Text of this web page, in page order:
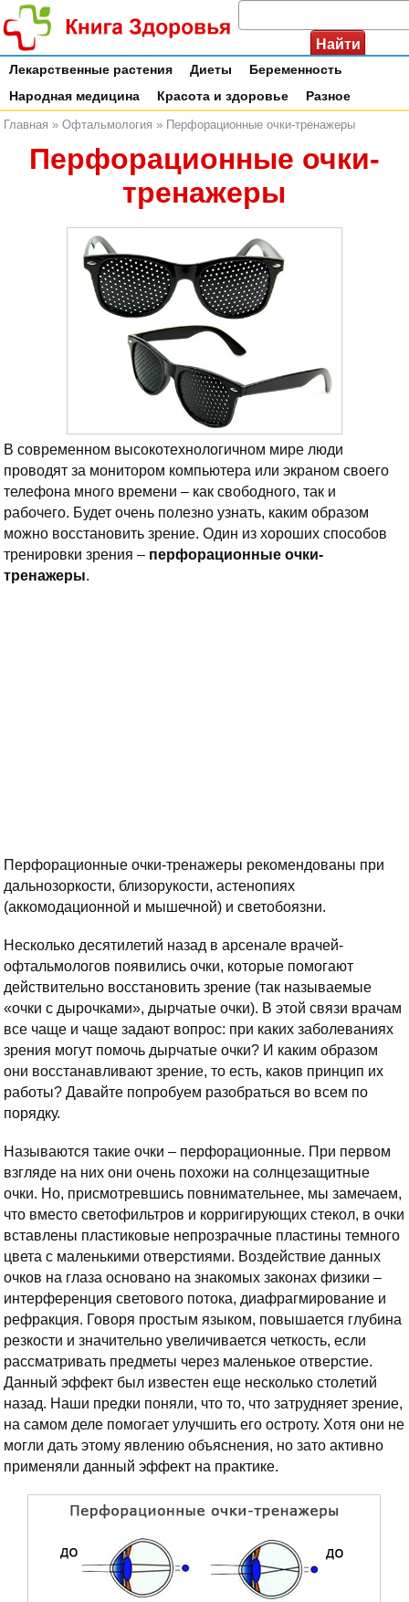
Лекарственные растения Диеты
Беременность
Народная медицина
Красота и здоровье Разное
Главная » Офтальмология » Перфорационные очки-тренажеры
Перфорационные очки-
тренажеры
В современном высокотехнологичном мире люди
проводят за монитором компьютера или экраном своего
телефона много времени – как свободного, так и
рабочего. Будет очень полезно узнать, каким образом
можно восстановить зрение. Один из хороших способов
тренировки зрения – перфорационные очки-
тренажеры.
Перфорационные очки-тренажеры рекомендованы при
дальнозоркости, близорукости, астенопиях
(аккомодационной и мышечной) и светобоязни.
Несколько десятилетий назад в арсенале врачей-
офтальмологов появились очки, которые помогают
действительно восстановить зрение (так называемые
«очки с дырочками», дырчатые очки). В этой связи врачам
все чаще и чаще задают вопрос: при каких заболеваниях
зрения могут помочь дырчатые очки? И каким образом
они восстанавливают зрение, то есть, каков принцип их
работы? Давайте попробуем разобраться во всем по
порядку.
Называются такие очки – перфорационные. При первом
взгляде на них они очень похожи на солнцезащитные
очки. Но, присмотревшись повнимательнее, мы замечаем,
что вместо светофильтров и корригирующих стекол, в очки
вставлены пластиковые непрозрачные пластины темного
цвета с маленькими отверстиями. Воздействие данных
очков на глаза основано на знакомых законах физики –
интерференция светового потока, диафрагмирование и
рефракция. Говоря простым языком, повышается глубина
резкости и значительно увеличивается четкость, если
рассматривать предметы через маленькое отверстие.
Данный эффект был известен еще несколько столетий
назад. Наши предки поняли, что то, что затрудняет зрение,
на самом деле помогает улучшить его остроту. Хотя они не
могли дать этому явлению объяснения, но зато активно
применяли данный эффект на практике.